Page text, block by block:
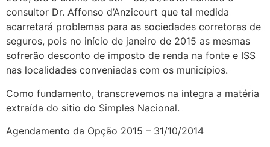
consultor Dr. Affonso d’Anzicourt que tal medida
acarretará problemas para as sociedades corretoras de
seguros, pois no início de janeiro de 2015 as mesmas
sofrerão desconto de imposto de renda na fonte e ISS
nas localidades conveniadas com os municípios.
Como fundamento, transcrevemos na integra a matéria
extraída do sitio do Simples Nacional.
Agendamento da Opção 2015 – 31/10/2014